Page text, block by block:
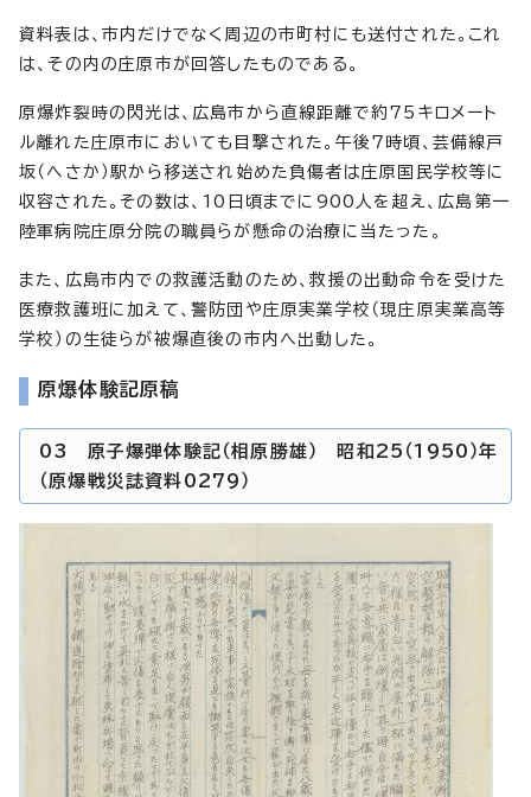
資料表は、市内だけでなく周辺の市町村にも送付された。これ
は、その内の庄原市が回答したものである。
原爆炸裂時の閃光は、広島市から直線距離で約75キロメート
ル離れた庄原市においても目撃された。午後7時頃、芸備線戸
坂（へさか）駅から移送され始めた負傷者は庄原国民学校等に
収容された。その数は、10日頃までに900人を超え、広島第一
陸軍病院庄原分院の職員らが懸命の治療に当たった。
また、広島市内での救護活動のため、救援の出動命令を受けた
医療救護班に加えて、警防団や庄原実業学校（現庄原実業高等
学校）の生徒らが被爆直後の市内へ出動した。
原爆体験記原稿
03 原子爆弾体験記（相原勝雄） 昭和25（1950）年
（原爆戦災誌資料0279）